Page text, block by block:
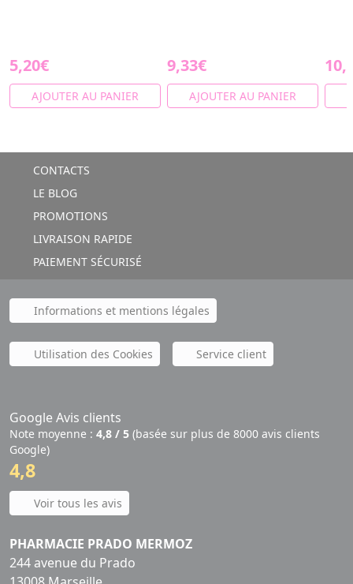
5,20€
AJOUTER AU PANIER
9,33€
AJOUTER AU PANIER
CONTACTS
LE BLOG
PROMOTIONS
LIVRAISON RAPIDE
PAIEMENT SÉCURISÉ
Informations et mentions légales
Utilisation des Cookies Service client
Google Avis clients
Note moyenne : 4,8 / 5 (basée sur plus de 8000 avis clients
Google)
4,8
Voir tous les avis
PHARMACIE PRADO MERMOZ
244 avenue du Prado